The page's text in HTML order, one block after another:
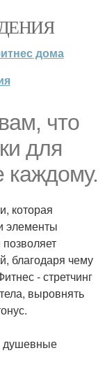
дома
что
для
каждому.
которая
элементы
благодаря чему
- стретчинг
выровнять
душевные